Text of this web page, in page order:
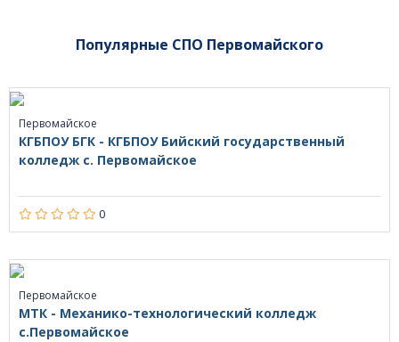
Популярные СПО Первомайского
Первомайское
КГБПОУ БГК - КГБПОУ Бийский государственный
колледж с. Первомайское
0
Первомайское
МТК - Механико-технологический колледж
с.Первомайское